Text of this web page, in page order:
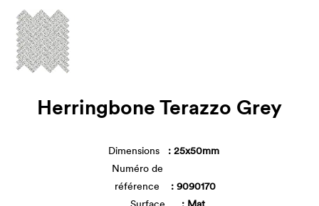
Herringbone Terazzo Grey
Dimensions
: 25x50mm
Numéro de
référence
: 9090170